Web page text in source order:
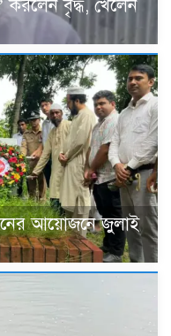
করলেন বৃদ্ধ, খেলেন
আয়োজনে জুলাই